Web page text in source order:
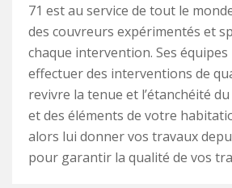
71 est au service de tout le
des couvreurs expérimentés et
chaque intervention. Ses
effectuer des interventions de
revivre la tenue et l’étanchéité
et des éléments de votre
alors lui donner vos travaux
pour garantir la qualité de vos